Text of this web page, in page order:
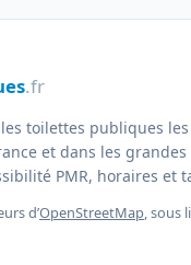
.fr
toilettes publiques
et dans les grandes
PMR, horaires et
d’OpenStreetMap, sous